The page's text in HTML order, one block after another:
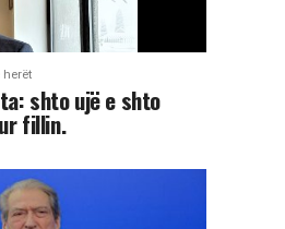
herët
shto ujë e shto
fillin.